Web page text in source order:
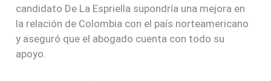
candidato De La Espriella supondría una mejora en
la relación de Colombia con el país norteamericano
y aseguró que el abogado cuenta con todo su
apoyo.